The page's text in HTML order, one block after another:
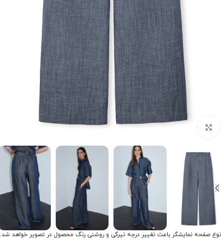
برای بزرگنمایی کلیک کنید
نوع صفحه نمایشگر باعث تغییر درجه تیرگی و روشنی رنگ محصول در تصویر خواهد شد.